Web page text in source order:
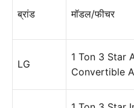
ब्रांड मॉडल/फीचर
LG
1 Ton 3 Star
Convertible